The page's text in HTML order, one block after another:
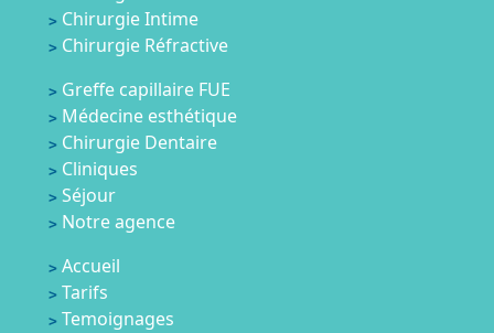
Chirurgie Intime
Chirurgie Réfractive
Greffe capillaire FUE
Médecine esthétique
Chirurgie Dentaire
Cliniques
Séjour
Notre agence
Accueil
Tarifs
Temoignages